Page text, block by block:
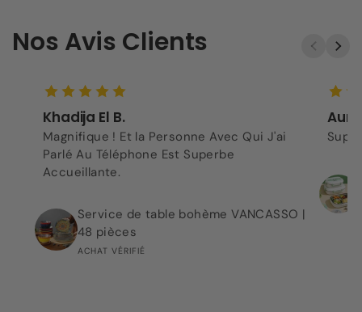
Nos Avis Clients
Khadija El B.
Magnifique ! Et la Personne Avec Qui J'ai
Parlé Au Téléphone Est Superbe
Accueillante.
Service de table bohème VANCASSO |
48 pièces
ACHAT VÉRIFIÉ